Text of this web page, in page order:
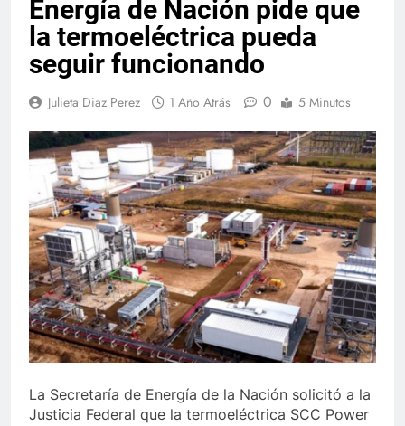
Energía de Nación pide que
la termoeléctrica pueda
seguir funcionando
Julieta Diaz Perez 1 Año Atrás 0 5 Minutos
La Secretaría de Energía de la Nación solicitó a la
Justicia Federal que la termoeléctrica SCC Power